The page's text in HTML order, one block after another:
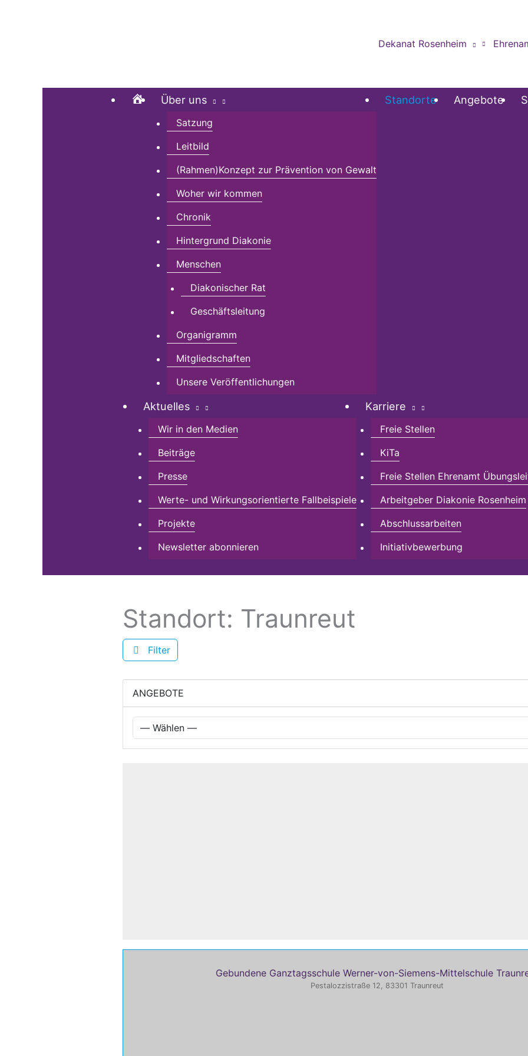
Dekanat Rosenheim
HomeÜber uns
Satzung
Leitbild
(Rahmen)Konzept zur Prävention von Gewalt
Woher wir kommen
Chronik
Hintergrund Diakonie
Menschen
Diakonischer Rat
Geschäftsleitung
Organigramm
Mitgliedschaften
Unsere Veröffentlichungen
Standorte Angebote
Aktuelles
Wir in den Medien
Beiträge
Presse
Werte- und Wirkungsorientierte Fallbeispiele
Projekte
Newsletter abonnieren
Karriere
Freie Stellen
KiTa
Freie Stellen Ehrenamt
Arbeitgeber Diakonie Rosenheim
Abschlussarbeiten
Initiativbewerbung
Standort: Traunreut
Filter
ANGEBOTE
Gebundene Ganztagsschule Werner-von-Siemens-Mittelschule
Pestalozzistraße 12, 83301 Traunreut